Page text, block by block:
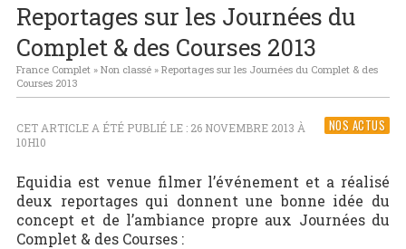
indoor reviennent le 23 Janvier 2027 !
Reportages sur les Journées du
Complet & des Courses 2013
France Complet» Non classé» Reportages sur les Journées du Complet & des
Courses 2013
NOS ACTUS
CET ARTICLE A ÉTÉ PUBLIÉ LE : 26 NOVEMBRE 2013 À
10H10
Equidia est venue filmer l’événement et a réalisé
deux reportages qui donnent une bonne idée du
concept et de l’ambiance propre aux Journées du
Complet & des Courses :